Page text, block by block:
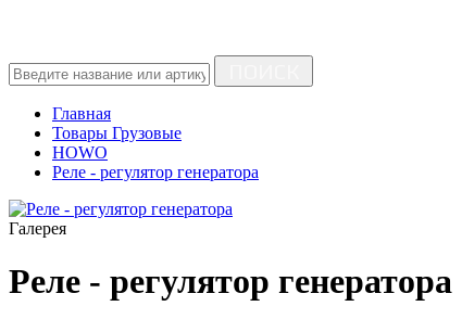
Главная
Товары Грузовые
HOWO
Реле - регулятор генератора
Галерея
Реле - регулятор генератора